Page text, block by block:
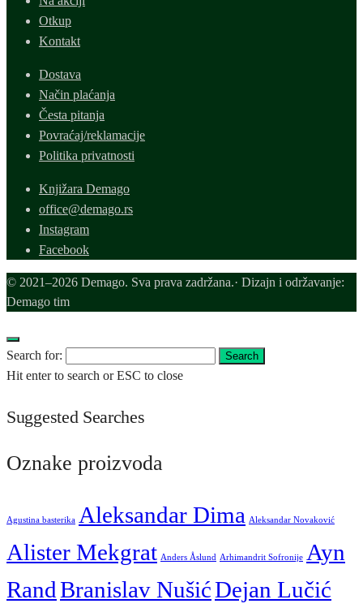
Otkup
Kontakt
Dostava
Način plaćanja
Česta pitanja
Povraćaj/reklamacije
Politika privatnosti
Knjižara Demago
office@demago.rs
Instagram
Facebook
© 2021–2026 Demago. Sva prava zadržana.· Dizajn i održavanje:
Demago tim
Search for: Search
Hit enter to search or ESC to close
Suggested Searches
Oznake proizvoda
Agustina basterika Aleksandar Dima Aleksandar Novaković
Alister Mekgrat Anders Åslund Arhimandrit Sofronije Ayn
RandBranislav NušićDejan Lučić